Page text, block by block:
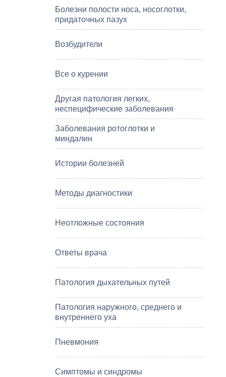
Болезни полости носа, носоглотки,
придаточных пазух
Возбудители
Все о курении
Другая патология легких,
неспецифические заболевания
Заболевания ротоглотки и
миндалин
Истории болезней
Методы диагностики
Неотложные состояния
Ответы врача
Патология дыхательных путей
Патология наружного, среднего и
внутреннего уха
Пневмония
Симптомы и синдромы